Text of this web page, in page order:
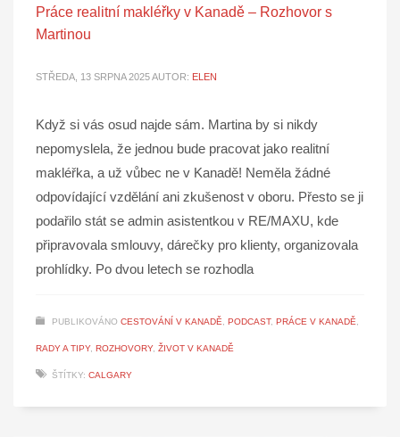
Práce realitní makléřky v Kanadě – Rozhovor s
Martinou
STŘEDA, 13 SRPNA 2025AUTOR: ELEN
Když si vás osud najde sám. Martina by si nikdy
nepomyslela, že jednou bude pracovat jako realitní
makléřka, a už vůbec ne v Kanadě! Neměla žádné
odpovídající vzdělání ani zkušenost v oboru. Přesto se ji
podařilo stát se admin asistentkou v RE/MAXU, kde
připravovala smlouvy, dárečky pro klienty, organizovala
prohlídky. Po dvou letech se rozhodla
PUBLIKOVÁNO CESTOVÁNÍ V KANADĚ, PODCAST, PRÁCE V KANADĚ,
RADY A TIPY, ROZHOVORY, ŽIVOT V KANADĚ
ŠTÍTKY: CALGARY